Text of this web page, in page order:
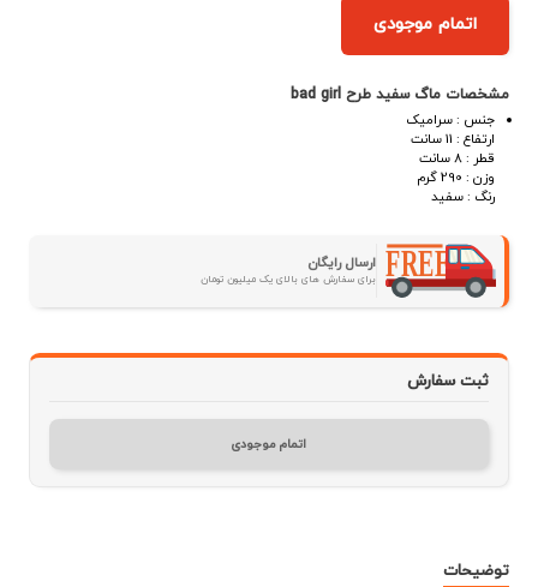
اتمام موجودی
مشخصات ماگ سفید طرح bad girl
جنس : سرامیک
ارتفاع : 11 سانت
قطر : 8 سانت
وزن : 290 گرم
رنگ : سفید
ارسال رایگان
برای سفارش های بالای یک میلیون تومان
ثبت سفارش
اتمام موجودی
توضیحات